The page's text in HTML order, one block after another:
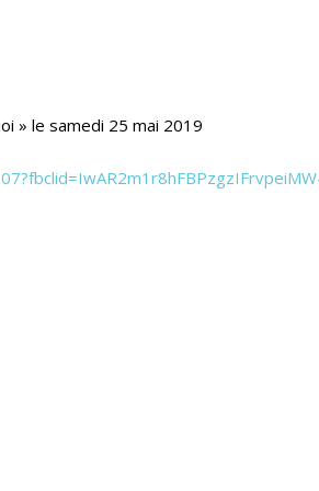
» le samedi 25 mai 2019